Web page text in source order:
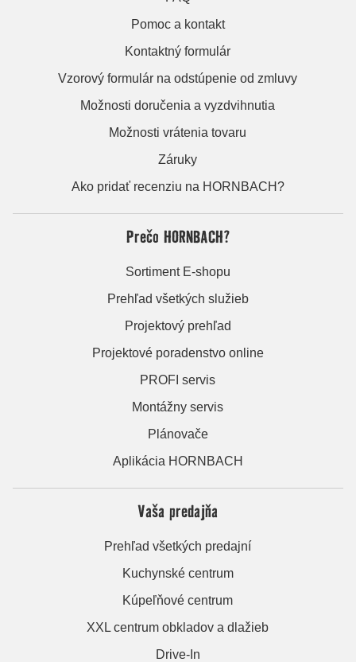
Pomoc a kontakt
Kontaktný formulár
Vzorový formulár na odstúpenie od zmluvy
Možnosti doručenia a vyzdvihnutia
Možnosti vrátenia tovaru
Záruky
Ako pridať recenziu na HORNBACH?
Prečo HORNBACH?
Sortiment E-shopu
Prehľad všetkých služieb
Projektový prehľad
Projektové poradenstvo online
PROFI servis
Montážny servis
Plánovače
Aplikácia HORNBACH
Vaša predajňa
Prehľad všetkých predajní
Kuchynské centrum
Kúpeľňové centrum
XXL centrum obkladov a dlažieb
Drive-In